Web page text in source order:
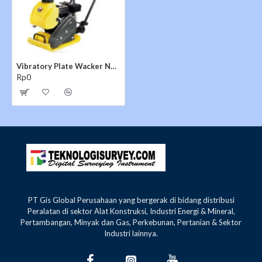
Jual Plate CompactorWacker Neuson
MP15 kini lengkapi Peralatan Konstruksi dan pekerjaan
proyek pembuatan serta perbaikan jalan aspal anda
Vibratory Plate Wacker Neuson MP15
Rp0
PT Gis Global Perusahaan yang bergerak di bidang distribusi
Peralatan di sektor Alat Konstruksi, Industri Energi & Mineral,
Pertambangan, Minyak dan Gas, Perkebunan, Pertanian & Sektor
Industri lainnya.